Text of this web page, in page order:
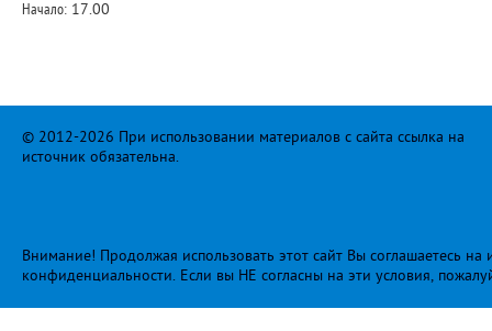
Начало: 17.00
© 2012-2026 При использовании материалов с сайта ссылка на
источник обязательна.
Внимание! Продолжая использовать этот сайт Вы соглашаетесь
конфиденциальности. Если вы НЕ согласны на эти условия,